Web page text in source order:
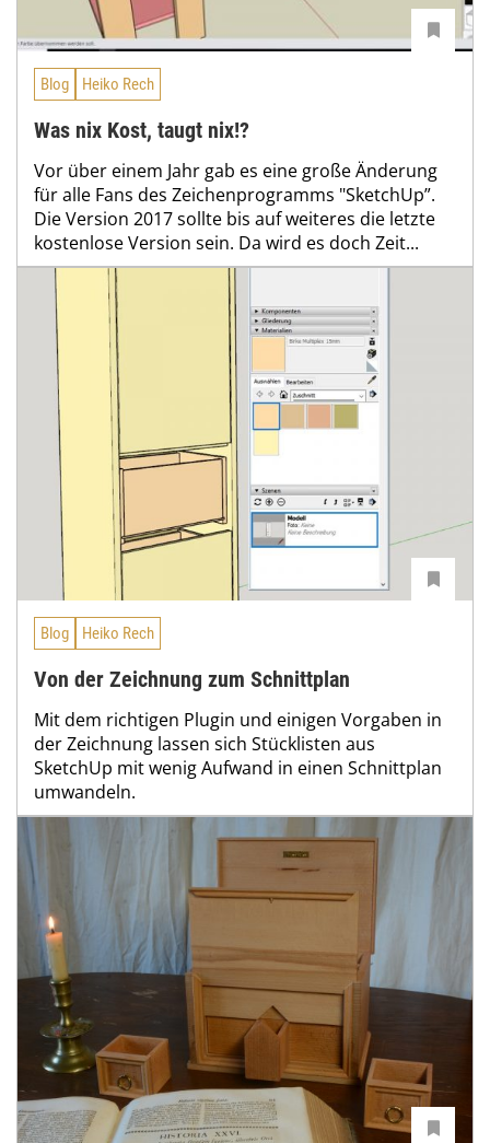
Blog Heiko Rech
Was nix Kost, taugt nix!?
Vor über einem Jahr gab es eine große Änderung
für alle Fans des Zeichenprogramms "SketchUp”.
Die Version 2017 sollte bis auf weiteres die letzte
kostenlose Version sein. Da wird es doch Zeit...
Blog Heiko Rech
Von der Zeichnung zum Schnittplan
Mit dem richtigen Plugin und einigen Vorgaben in
der Zeichnung lassen sich Stücklisten aus
SketchUp mit wenig Aufwand in einen Schnittplan
umwandeln.